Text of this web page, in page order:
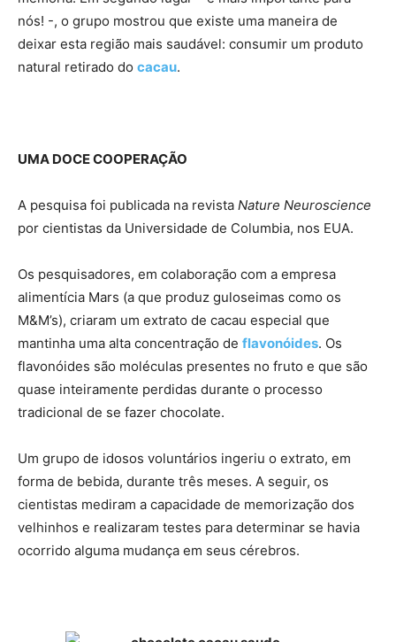
nós! -, o grupo mostrou que existe uma maneira de
deixar esta região mais saudável: consumir um produto
natural retirado do cacau.
UMA DOCE COOPERAÇÃO
A pesquisa foi publicada na revista Nature Neuroscience
por cientistas da Universidade de Columbia, nos EUA.
Os pesquisadores, em colaboração com a empresa
alimentícia Mars (a que produz guloseimas como os
M&M’s), criaram um extrato de cacau especial que
mantinha uma alta concentração de flavonóides. Os
flavonóides são moléculas presentes no fruto e que são
quase inteiramente perdidas durante o processo
tradicional de se fazer chocolate.
Um grupo de idosos voluntários ingeriu o extrato, em
forma de bebida, durante três meses. A seguir, os
cientistas mediram a capacidade de memorização dos
velhinhos e realizaram testes para determinar se havia
ocorrido alguma mudança em seus cérebros.